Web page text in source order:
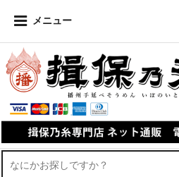
メニュー